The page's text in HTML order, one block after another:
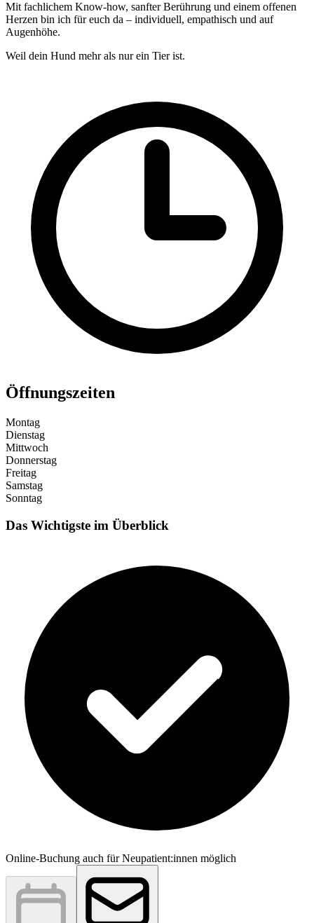
Mit fachlichem Know-how, sanfter Berührung und einem offenen
Herzen bin ich für euch da – individuell, empathisch und auf
Augenhöhe.
Weil dein Hund mehr als nur ein Tier ist.
Öffnungszeiten
Montag
Dienstag
Mittwoch
Donnerstag
Freitag
Samstag
Sonntag
Das Wichtigste im Überblick
Online-Buchung auch für Neupatient:innen möglich